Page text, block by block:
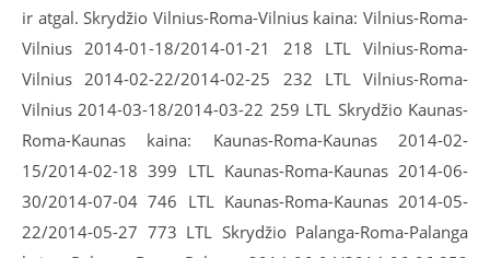
ir atgal. Skrydžio Vilnius-Roma-Vilnius kaina: Vilnius-Roma-
Vilnius 2014-01-18/2014-01-21 218 LTL Vilnius-Roma-
Vilnius 2014-02-22/2014-02-25 232 LTL Vilnius-Roma-
Vilnius 2014-03-18/2014-03-22 259 LTL Skrydžio Kaunas-
Roma-Kaunas kaina: Kaunas-Roma-Kaunas 2014-02-
15/2014-02-18 399 LTL Kaunas-Roma-Kaunas 2014-06-
30/2014-07-04 746 LTL Kaunas-Roma-Kaunas 2014-05-
22/2014-05-27 773 LTL Skrydžio Palanga-Roma-Palanga